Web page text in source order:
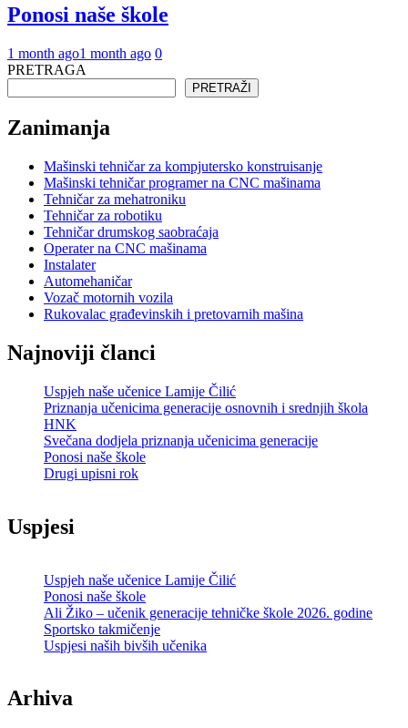
Ponosi naše škole
1 month ago1 month ago 0
PRETRAGA
PRETRAŽI
Zanimanja
Mašinski tehničar za kompjutersko konstruisanje
Mašinski tehničar programer na CNC mašinama
Tehničar za mehatroniku
Tehničar za robotiku
Tehničar drumskog saobraćaja
Operater na CNC mašinama
Instalater
Automehaničar
Vozač motornih vozila
Rukovalac građevinskih i pretovarnih mašina
Najnoviji članci
Uspjeh naše učenice Lamije Čilić
Priznanja učenicima generacije osnovnih i srednjih škola
HNK
Svečana dodjela priznanja učenicima generacije
Ponosi naše škole
Drugi upisni rok
Uspjesi
Uspjeh naše učenice Lamije Čilić
Ponosi naše škole
Ali Žiko – učenik generacije tehničke škole 2026. godine
Sportsko takmičenje
Uspjesi naših bivših učenika
Arhiva